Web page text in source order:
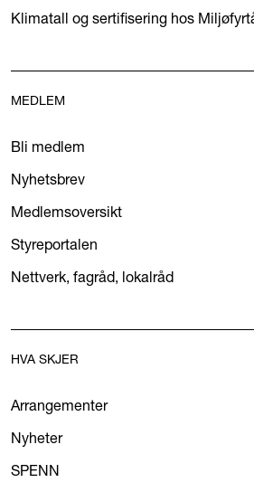
Klimatall og sertifisering hos
MEDLEM
Bli medlem
Nyhetsbrev
Medlemsoversikt
Styreportalen
Nettverk, fagråd, lokalråd
HVA SKJER
Arrangementer
Nyheter
SPENN